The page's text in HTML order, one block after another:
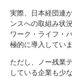
実際、日本経団連
ンスへの取組み状
ワーク・ライフ・
極的に導入してい
ただし、ノー残業
している企業も少